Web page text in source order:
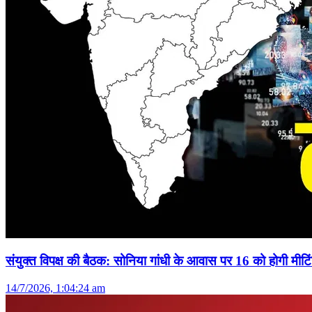
संयुक्त विपक्ष की बैठक: सोनिया गांधी के आवास पर 16 को होगी
14/7/2026, 1:04:24 am